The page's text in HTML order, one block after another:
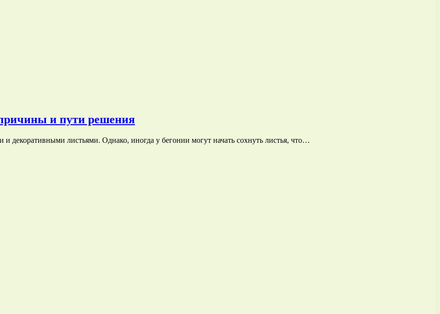
и пути решения
декоративными листьями. Однако, иногда у бегонии могут начать сохнуть листья, что…